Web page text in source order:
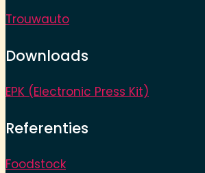
Trouwauto
Downloads
EPK (Electronic Press Kit)
Referenties
Foodstock